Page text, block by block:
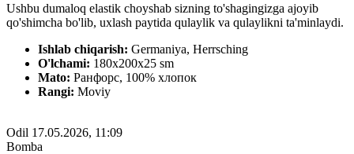
Ushbu dumaloq elastik choyshab sizning to'shagingizga ajoyib
qo'shimcha bo'lib, uxlash paytida qulaylik va qulaylikni ta'minlaydi.
Ishlab chiqarish: Germaniya, Herrsching
O'lchami: 180x200x25 sm
Mato: Ранфорс, 100% хлопок
Rangi: Moviy
Odil 17.05.2026, 11:09
Bomba